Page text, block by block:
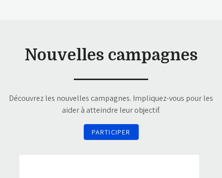
Nouvelles campagnes
Découvrez les nouvelles campagnes. Impliquez-vous pour les
aider à atteindre leur objectif.
PARTICIPER